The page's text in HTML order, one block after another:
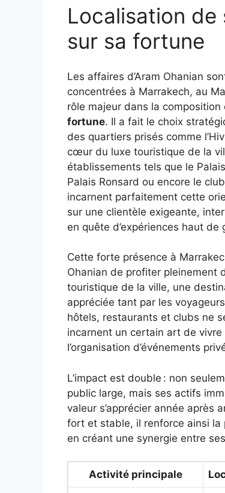
Localisation
sur sa fortune
Les affaires d’Aram Ohanian
concentrées à Marrakech, au
rôle majeur dans la composition
fortune. Il a fait le choix
des quartiers prisés comme
cœur du luxe touristique de la
établissements tels que le
Palais Ronsard ou encore le
incarnent parfaitement cette
sur une clientèle exigeante,
en quête d’expériences haut de
Cette forte présence à
Ohanian de profiter pleinement
touristique de la ville, une
appréciée tant par les
hôtels, restaurants et clubs ne
incarnent un certain art de
l’organisation d’événements
L’impact est double : non
public large, mais ses actifs
valeur s’apprécier année après
fort et stable, il renforce ainsi la
en créant une synergie entre
Activité principale